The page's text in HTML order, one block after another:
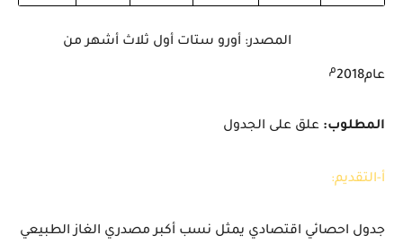
المصدر: أورو ستات أول ثلاث أشهر من
عام2018 م
المطلوب: علق على الجدول
أ-التقديم:
جدول احصائي اقتصادي يمثل نسب أكبر مصدري الغاز الطبيعي